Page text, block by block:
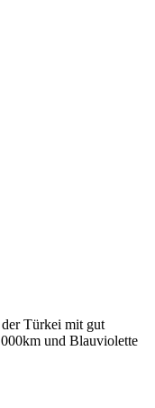
Türkei mit gut
und Blauviolette